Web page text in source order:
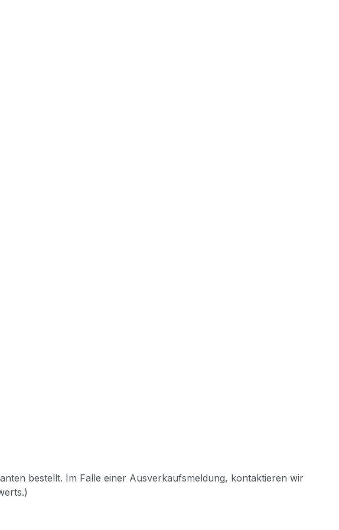
bestellt. Im Falle einer Ausverkaufsmeldung, kontaktieren wir